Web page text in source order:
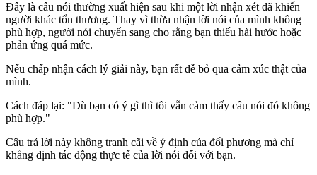
Đây là câu nói thường xuất hiện sau khi một lời nhận xét đã khiến
người khác tổn thương. Thay vì thừa nhận lời nói của mình không
phù hợp, người nói chuyển sang cho rằng bạn thiếu hài hước hoặc
phản ứng quá mức.
Nếu chấp nhận cách lý giải này, bạn rất dễ bỏ qua cảm xúc thật của
mình.
Cách đáp lại: "Dù bạn có ý gì thì tôi vẫn cảm thấy câu nói đó không
phù hợp."
Câu trả lời này không tranh cãi về ý định của đối phương mà chỉ
khẳng định tác động thực tế của lời nói đối với bạn.